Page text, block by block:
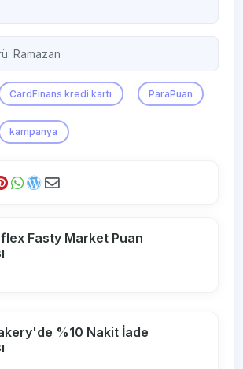
Ramazan
CardFinans kredi kartı ParaPuan
kampanya
Fasty Market Puan
%10 Nakit İade